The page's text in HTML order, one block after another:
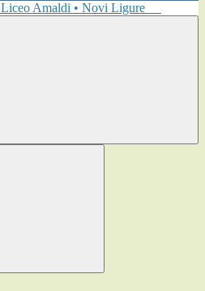
Liceo Amaldi • Novi Ligure